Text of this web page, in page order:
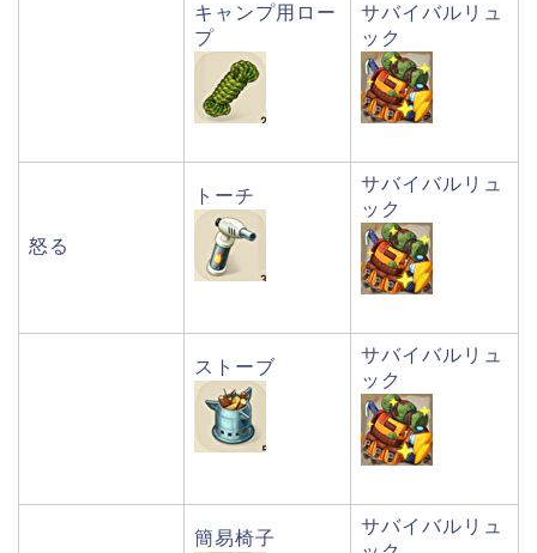
キャンプ用ロー
プ
サバイバルリュ
ック
怒る
トーチ
サバイバルリュ
ック
ストーブ
サバイバルリュ
ック
簡易椅子
サバイバルリュ